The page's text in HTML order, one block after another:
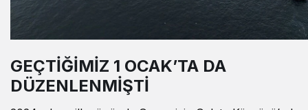
GEÇTİĞİMİZ 1 OCAK’TA DA
DÜZENLENMİŞTİ